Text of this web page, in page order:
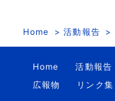
Home 活動報告
Home 活動報告
広報物
リンク集